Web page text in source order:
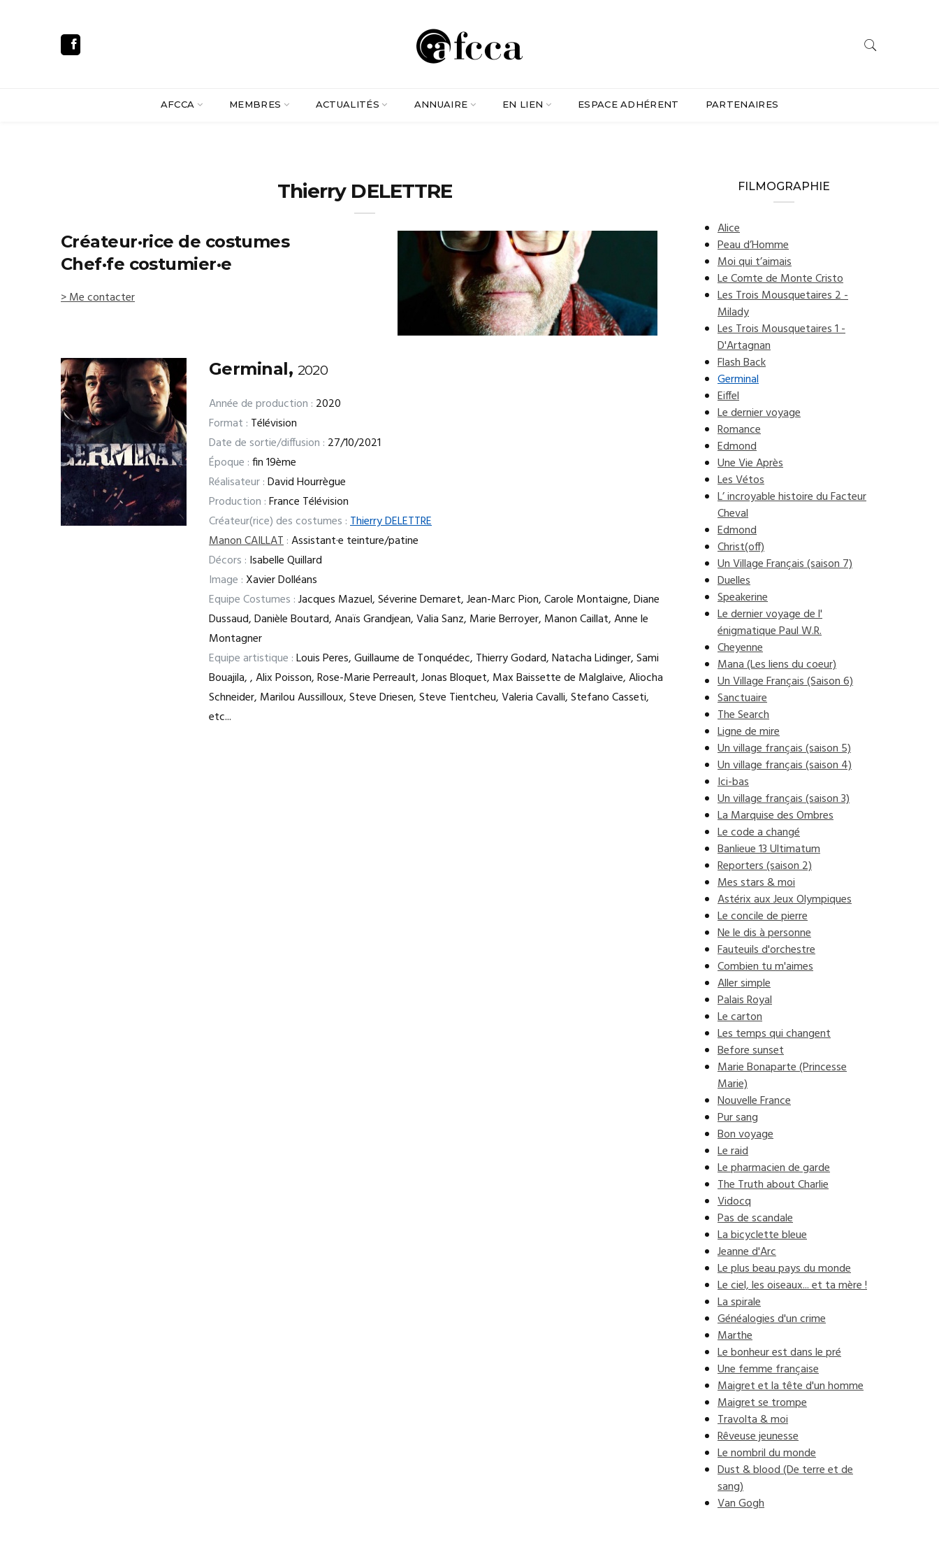
AFCCA MEMBRES ACTUALITÉS ANNUAIRE EN LIEN ESPACE ADHÉRENT PARTENAIRES
Thierry DELETTRE
Créateur·rice de costumes
Chef·fe costumier·e
> Me contacter
Germinal, 2020
Année de production : 2020
Format : Télévision
Date de sortie/diffusion : 27/10/2021
Époque :fin 19ème
Réalisateur :David Hourrègue
Production :France Télévision
Créateur(rice) des costumes :Thierry DELETTRE
Manon CAILLAT:Assistant·e teinture/patine
Décors : Isabelle Quillard
Image :Xavier Dolléans
Equipe Costumes :Jacques Mazuel, Séverine Demaret, Jean-Marc Pion, Carole Montaigne, Diane
Dussaud, Danièle Boutard, Anaïs Grandjean, Valia Sanz, Marie Berroyer, Manon Caillat, Anne le
Montagner
Equipe artistique :Louis Peres, Guillaume de Tonquédec, Thierry Godard, Natacha Lidinger, Sami
Bouajila, , Alix Poisson, Rose-Marie Perreault, Jonas Bloquet, Max Baissette de Malglaive, Aliocha
Schneider, Marilou Aussilloux, Steve Driesen, Steve Tientcheu, Valeria Cavalli, Stefano Casseti,
etc...
FILMOGRAPHIE
Alice
Peau d’Homme
Moi qui t’aimais
Le Comte de Monte Cristo
Les Trois Mousquetaires 2 -
Milady
Les Trois Mousquetaires 1 -
D'Artagnan
Flash Back
Germinal
Eiffel
Le dernier voyage
Romance
Edmond
Une Vie Après
Les Vétos
L’ incroyable histoire du Facteur
Cheval
Edmond
Christ(off)
Un Village Français (saison 7)
Duelles
Speakerine
Le dernier voyage de l'
énigmatique Paul W.R.
Cheyenne
Mana (Les liens du coeur)
Un Village Français (Saison 6)
Sanctuaire
The Search
Ligne de mire
Un village français (saison 5)
Un village français (saison 4)
Ici-bas
Un village français (saison 3)
La Marquise des Ombres
Le code a changé
Banlieue 13 Ultimatum
Reporters (saison 2)
Mes stars & moi
Astérix aux Jeux Olympiques
Le concile de pierre
Ne le dis à personne
Fauteuils d'orchestre
Combien tu m'aimes
Aller simple
Palais Royal
Le carton
Les temps qui changent
Before sunset
Marie Bonaparte (Princesse
Marie)
Nouvelle France
Pur sang
Bon voyage
Le raid
Le pharmacien de garde
The Truth about Charlie
Vidocq
Pas de scandale
La bicyclette bleue
Jeanne d'Arc
Le plus beau pays du monde
Le ciel, les oiseaux... et ta mère !
La spirale
Généalogies d'un crime
Marthe
Le bonheur est dans le pré
Une femme française
Maigret et la tête d'un homme
Maigret se trompe
Travolta & moi
Rêveuse jeunesse
Le nombril du monde
Dust & blood (De terre et de
sang)
Van Gogh